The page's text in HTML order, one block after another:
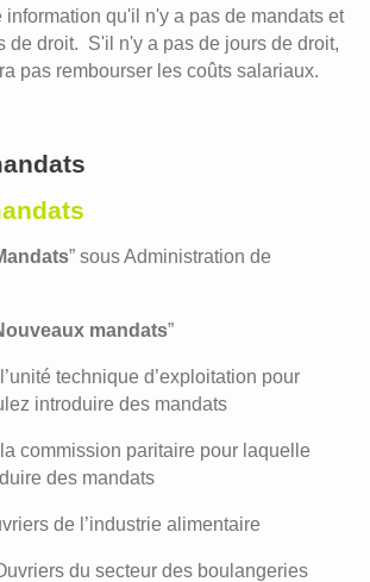
information qu'il n'y a pas de mandats et
de droit. S'il n'y a pas de jours de droit,
pas rembourser les coûts salariaux.
” sous Administration de
mandats”
technique d’exploitation pour
introduire des mandats
commission paritaire pour laquelle
des mandats
de l’industrie alimentaire
du secteur des boulangeries